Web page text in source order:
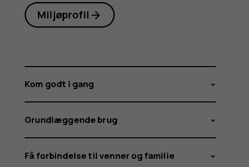
Miljøprofil
Kom godt i gang
Grundlæggende brug
Få forbindelse til venner og familie